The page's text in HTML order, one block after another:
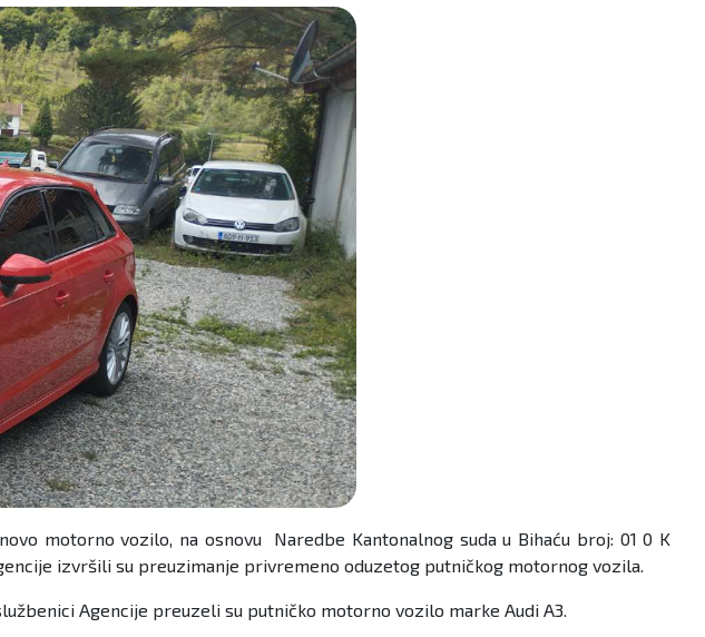
motorno vozilo, na osnovu Naredbe Kantonalnog suda u Bihaću broj: 01 0 K
izvršili su preuzimanje privremeno oduzetog putničkog motornog vozila.
Agencije preuzeli su putničko motorno vozilo marke Audi A3.